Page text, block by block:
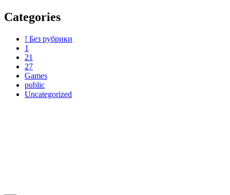
Categories
! Без рубрики
1
21
27
Games
public
Uncategorized